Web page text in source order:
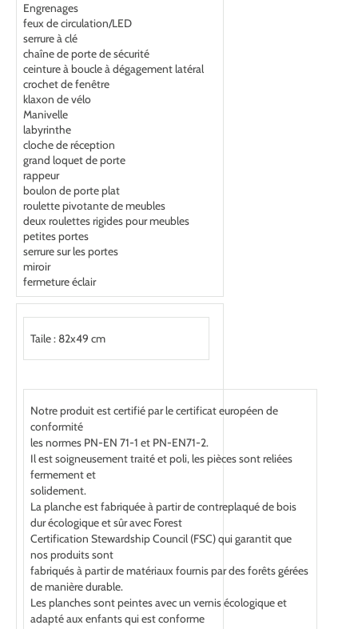
Engrenages
feux de circulation/LED
serrure à clé
chaîne de porte de sécurité
ceinture à boucle à dégagement latéral
crochet de fenêtre
klaxon de vélo
Manivelle
labyrinthe
cloche de réception
grand loquet de porte
rappeur
boulon de porte plat
roulette pivotante de meubles
deux roulettes rigides pour meubles
petites portes
serrure sur les portes
miroir
fermeture éclair
Taile : 82x49 cm
Notre produit est certifié par le certificat européen de
conformité
les normes PN-EN 71-1 et PN-EN71-2.
Il est soigneusement traité et poli, les pièces sont reliées
fermement et
solidement.
La planche est fabriquée à partir de contreplaqué de bois
dur écologique et sûr avec Forest
Certification Stewardship Council (FSC) qui garantit que
nos produits sont
fabriqués à partir de matériaux fournis par des forêts gérées
de manière durable.
Les planches sont peintes avec un vernis écologique et
adapté aux enfants qui est conforme